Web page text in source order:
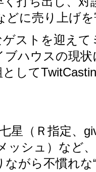
どに売り上げ
ストを迎えて
ブハウスの現
として
星（Ｒ指定、
ッシュ）など
がら不慣れな